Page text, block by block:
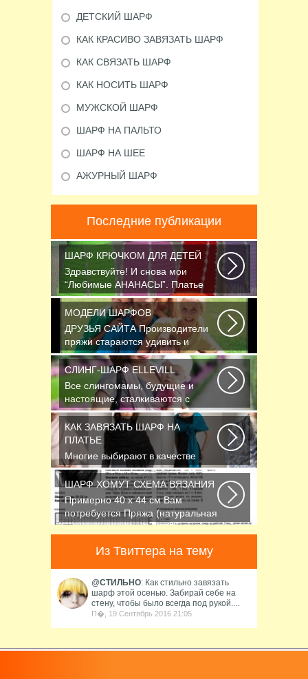
ДЕТСКИЙ ШАРФ
КАК КРАСИВО ЗАВЯЗАТЬ ШАРФ
КАК СВЯЗАТЬ ШАРФ
КАК НОСИТЬ ШАРФ
МУЖСКОЙ ШАРФ
ШАРФ НА ПАЛЬТО
ШАРФ НА ШЕЕ
АЖУРНЫЙ ШАРФ
Последние публикации
ШАРФ КРЮЧКОМ ДЛЯ ДЕТЕЙ
Здравствуйте! И снова мои
“Любимые АНАНАСЫ”. Платье
связано крючком 1.75...
МОДЕЛИ ШАРФОВ
ДРУЗЬЯ САЙТА Производители
пряжи стараются удивить и
облегчить труд вязальщицам...
СЛИНГ-ШАРФ ELLEVILL
Все слингомамы, будущие и
настоящие, сталкиваются с
проблемой выбора слинга...
КАК ЗАВЯЗАТЬ ШАРФ НА
ПЛАТЬЕ
Многие выбирают в качестве
аксессуара красивый платок или
шарфик, однако...
ШАРФ ХОМУТ СХЕМА ВЯЗАНИЯ
Примерно 40 х 44 см Вам
потребуется Пряжа (натуральная
шерсть, альпака...
Из Твиттера на тему
@СТИЛЬНО: Как стильно завязать
шарф этой осенью. Забирай себе на
стену, чтобы было всегда под рукой....
П�, 19 Сентябрь 2016 21:05